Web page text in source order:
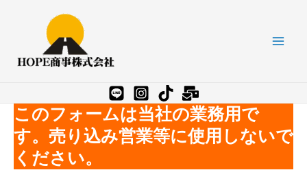
このフォームは当社の業務用で
す。売り込み営業等に使用しないで
ください。